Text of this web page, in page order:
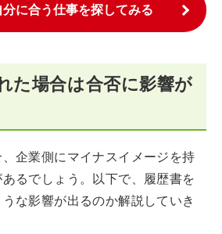
分に合う仕事を探してみる
た場合は合否に影響が
企業側にマイナスイメージを持
るでしょう。以下で、履歴書を
な影響が出るのか解説していき